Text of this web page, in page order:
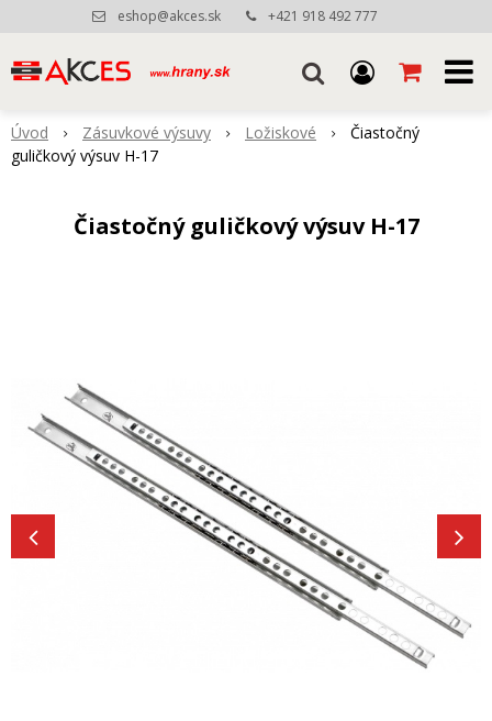
eshop@akces.sk +421 918 492 777
Úvod Zásuvkové výsuvy Ložiskové
Čiastočný
guličkový výsuv H-17
Čiastočný guličkový výsuv H-17